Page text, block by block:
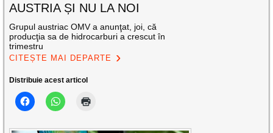
AUSTRIA ȘI NU LA NOI
Grupul austriac OMV a anunţat, joi, că
producţia sa de hidrocarburi a crescut în
trimestru
CITEȘTE MAI DEPARTE
Distribuie acest articol